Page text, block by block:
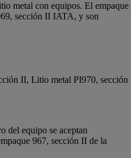
metal con equipos. El empaque
sección II IATA, y son
II, Litio metal PI970, sección
del equipo se aceptan
967, sección II de la